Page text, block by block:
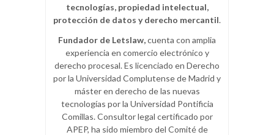
tecnologías, propiedad intelectual,
protección de datos y derecho mercantil.
Fundador de Letslaw,cuenta con amplia
experiencia en comercio electrónico y
derecho procesal. Es licenciado en Derecho
por la Universidad Complutense de Madrid y
máster en derecho de las nuevas
tecnologías por la Universidad Pontificia
Comillas. Consultor legal certificado por
APEP, ha sido miembro del Comité de